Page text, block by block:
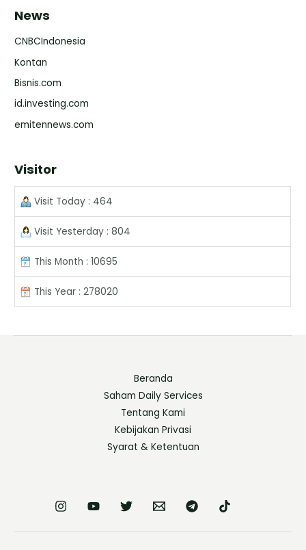
News
CNBCIndonesia
Kontan
Bisnis.com
id.investing.com
emitennews.com
Visitor
Visit Today : 464
Visit Yesterday : 804
This Month : 10695
This Year : 278020
Beranda
Saham Daily Services
Tentang Kami
Kebijakan Privasi
Syarat & Ketentuan